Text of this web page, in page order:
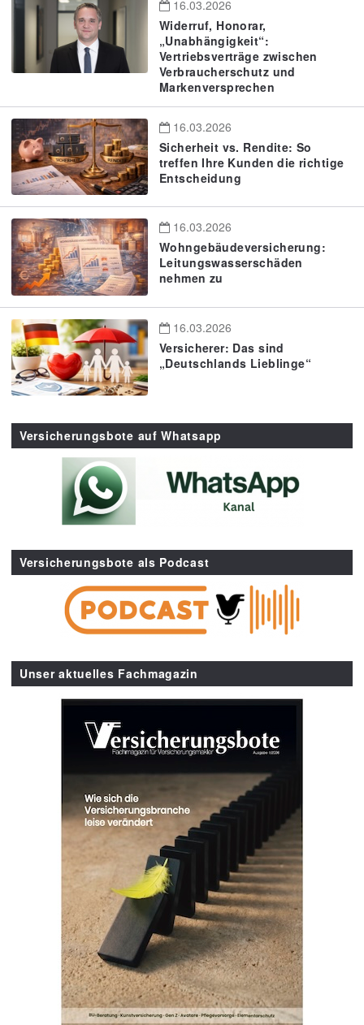
16.03.2026
Widerruf, Honorar,
„Unabhängigkeit“:
Vertriebsverträge zwischen
Verbraucherschutz und
Markenversprechen
16.03.2026
Sicherheit vs. Rendite: So
treffen Ihre Kunden die richtige
Entscheidung
16.03.2026
Wohngebäudeversicherung:
Leitungswasserschäden
nehmen zu
16.03.2026
Versicherer: Das sind
„Deutschlands Lieblinge“
Versicherungsbote auf Whatsapp
Versicherungsbote als Podcast
Unser aktuelles Fachmagazin